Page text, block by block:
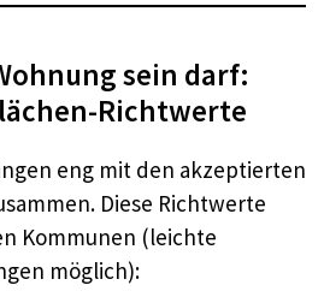
sein darf:
Richtwerte
eng mit den akzeptierten
Diese Richtwerte
Kommunen (leichte
möglich):